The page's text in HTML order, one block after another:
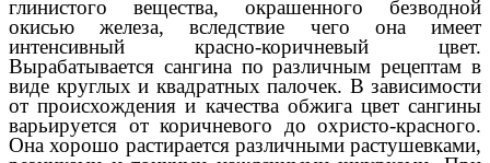
глинистого вещества, окрашенного безводной
окисью железа, вследствие чего она имеет
интенсивный красно-коричневый цвет.
Вырабатывается сангина по различным рецептам в
виде круглых и квадратных палочек. В зависимости
от происхождения и качества обжига цвет сангины
варьируется от коричневого до охристо-красного.
Она хорошо растирается различными растушевками,